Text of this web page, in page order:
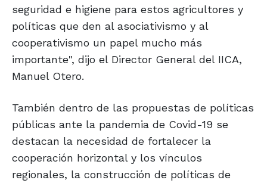
seguridad e higiene para estos agricultores y
políticas que den al asociativismo y al
cooperativismo un papel mucho más
importante", dijo el Director General del IICA,
Manuel Otero.
También dentro de las propuestas de políticas
públicas ante la pandemia de Covid-19 se
destacan la necesidad de fortalecer la
cooperación horizontal y los vínculos
regionales, la construcción de políticas de